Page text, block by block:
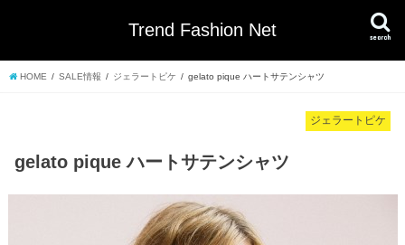
Trend Fashion Net search
HOME SALE情報 ジェラートピケ gelato pique ハートサテンシャツ
ジェラートピケ
gelato pique ハートサテンシャツ